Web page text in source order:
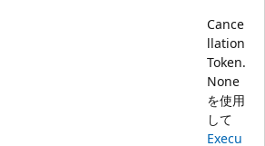
Cance
llation
Token.
None
を使用
して
Execu